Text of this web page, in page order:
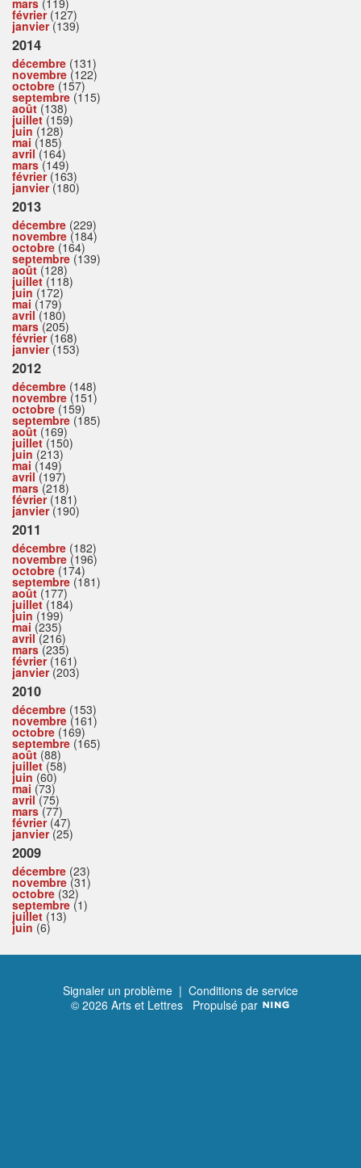
mars(119)
février(127)
janvier(139)
2014
décembre (131)
novembre (122)
octobre (157)
septembre (115)
août (138)
juillet(159)
juin (128)
mai (185)
avril(164)
mars(149)
février(163)
janvier(180)
2013
décembre (229)
novembre (184)
octobre (164)
septembre (139)
août (128)
juillet(118)
juin (172)
mai (179)
avril(180)
mars(205)
février(168)
janvier(153)
2012
décembre (148)
novembre (151)
octobre (159)
septembre (185)
août (169)
juillet(150)
juin (213)
mai (149)
avril(197)
mars(218)
février(181)
janvier(190)
2011
décembre (182)
novembre (196)
octobre (174)
septembre (181)
août (177)
juillet(184)
juin (199)
mai (235)
avril(216)
mars(235)
février(161)
janvier(203)
2010
décembre (153)
novembre (161)
octobre (169)
septembre (165)
août (88)
juillet(58)
juin (60)
mai (73)
avril(75)
mars(77)
février(47)
janvier(25)
2009
décembre (23)
novembre (31)
octobre (32)
septembre (1)
juillet (13)
juin (6)
Signaler un problème | Conditions de service
© 2026 Arts et Lettres Propulsé par